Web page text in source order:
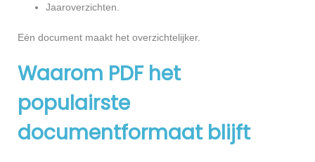
Jaaroverzichten.
Eén document maakt het overzichtelijker.
Waarom PDF het
populairste
documentformaat blijft